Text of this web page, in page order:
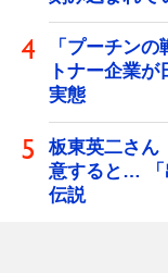
「プーチン
トナー企業
実態
板東英二さん
意すると… 「
伝説